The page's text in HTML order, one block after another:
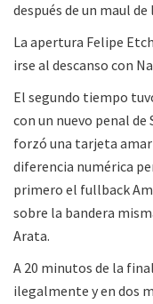
después de un maul de
La apertura Felipe
irse al descanso con
El segundo tiempo
con un nuevo penal de
forzó una tarjeta
diferencia numérica
primero el fullback
sobre la bandera
Arata.
A 20 minutos de la
ilegalmente y en dos